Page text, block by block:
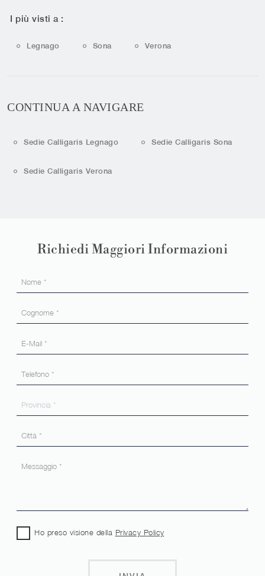
I più visti a :
Legnago Sona Verona
CONTINUA A NAVIGARE
Sedie Calligaris Legnago Sedie Calligaris Sona
Sedie Calligaris Verona
Richiedi Maggiori Informazioni
Ho preso visione della Privacy Policy